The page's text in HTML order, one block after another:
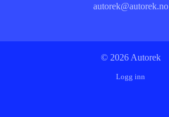
autorek@autorek.no
© 2026 Autorek
Logg inn